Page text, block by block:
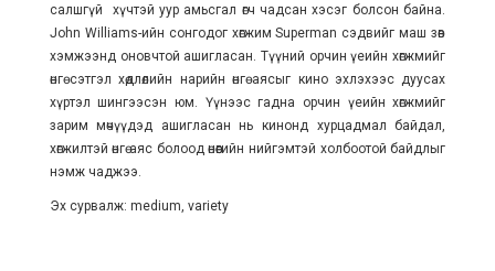
салшгүй хүчтэй уур амьсгал өгч чадсан хэсэг болсон байна.
John Williams-ийн сонгодог хөгжим Superman сэдвийг маш зөв
хэмжээнд оновчтой ашигласан. Түүний орчин үеийн хөгжмийг
өнгө сэтгэл хөдлөлийн нарийн өнгө аясыг кино эхлэхээс дуусах
хүртэл шингээсэн юм. Үүнээс гадна орчин үеийн хөгжмийг
зарим мөчүүдэд ашигласан нь кинонд хурцадмал байдал,
хөгжилтэй өнгө аяс болоод өнөөгийн нийгэмтэй холбоотой байдлыг
нэмж чаджээ.
Эх сурвалж: medium, variety